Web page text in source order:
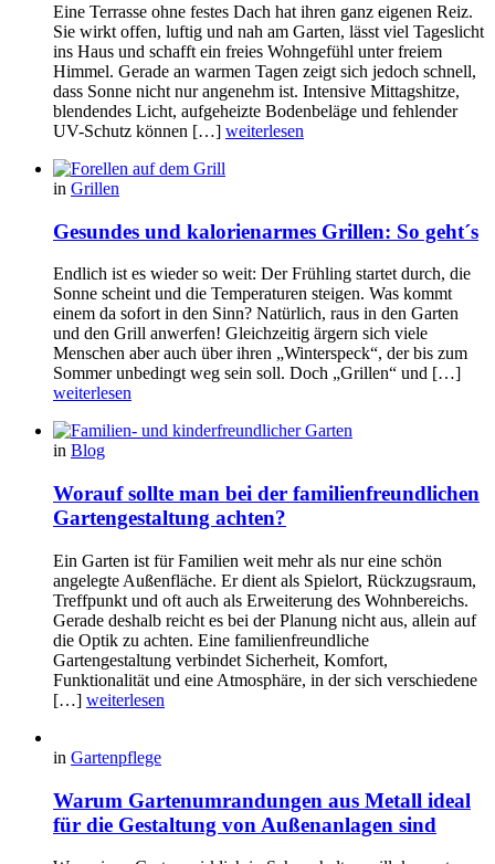
Eine Terrasse ohne festes Dach hat ihren ganz eigenen Reiz.
Sie wirkt offen, luftig und nah am Garten, lässt viel Tageslicht
ins Haus und schafft ein freies Wohngefühl unter freiem
Himmel. Gerade an warmen Tagen zeigt sich jedoch schnell,
dass Sonne nicht nur angenehm ist. Intensive Mittagshitze,
blendendes Licht, aufgeheizte Bodenbeläge und fehlender
UV-Schutz können […] weiterlesen
in Grillen
Gesundes und kalorienarmes Grillen: So geht´s
Endlich ist es wieder so weit: Der Frühling startet durch, die
Sonne scheint und die Temperaturen steigen. Was kommt
einem da sofort in den Sinn? Natürlich, raus in den Garten
und den Grill anwerfen! Gleichzeitig ärgern sich viele
Menschen aber auch über ihren „Winterspeck“, der bis zum
Sommer unbedingt weg sein soll. Doch „Grillen“ und […]
weiterlesen
in Blog
Worauf sollte man bei der familienfreundlichen
Gartengestaltung achten?
Ein Garten ist für Familien weit mehr als nur eine schön
angelegte Außenfläche. Er dient als Spielort, Rückzugsraum,
Treffpunkt und oft auch als Erweiterung des Wohnbereichs.
Gerade deshalb reicht es bei der Planung nicht aus, allein auf
die Optik zu achten. Eine familienfreundliche
Gartengestaltung verbindet Sicherheit, Komfort,
Funktionalität und eine Atmosphäre, in der sich verschiedene
[…] weiterlesen
in Gartenpflege
Warum Gartenumrandungen aus Metall ideal
für die Gestaltung von Außenanlagen sind